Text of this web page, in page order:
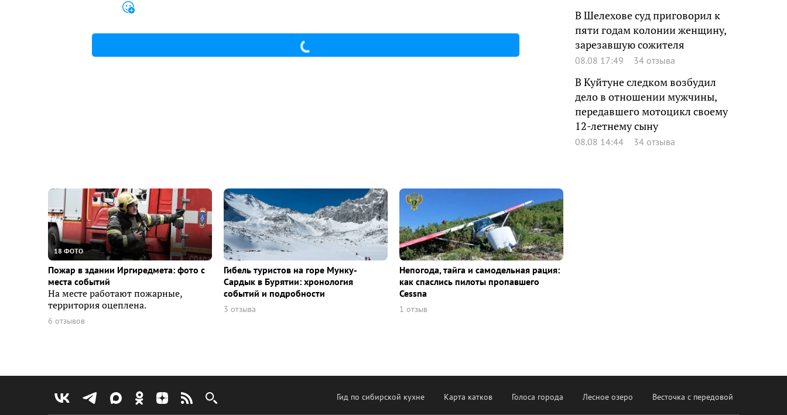
В Шелехове суд приговорил к
пяти годам колонии женщину,
зарезавшую сожителя
08.08 17:49 34 отзыва
В Куйтуне следком возбудил
дело в отношении мужчины,
передавшего мотоцикл своему
12-летнему сыну
08.08 14:44 34 отзыва
18 ФОТО
Пожар в здании Иргиредмета: фото с
места событий
На месте работают пожарные,
территория оцеплена.
6 отзывов
Гибель туристов на горе Мунку-
Сардык в Бурятии: хронология
событий и подробности
3 отзыва
Непогода, тайга и самодельная рация:
как спаслись пилоты пропавшего
Cessna
1 отзыв
Гид по сибирской кухне Карта катков Голоса города Лесное озеро Весточка с передовой